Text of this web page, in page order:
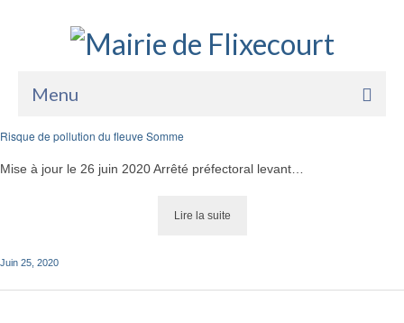
Menu
Accueil
La Mairie
Enfance Jeunesse
Permanences des élus
Lire la suite
Risque de pollution du fleuve Somme
Mise à jour le 26 juin 2020 Arrêté préfectoral levant…
Lire la suite
Juin 25, 2020